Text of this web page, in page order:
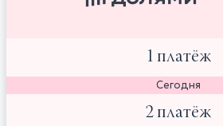
1 платёж
Сегодня
2 платёж